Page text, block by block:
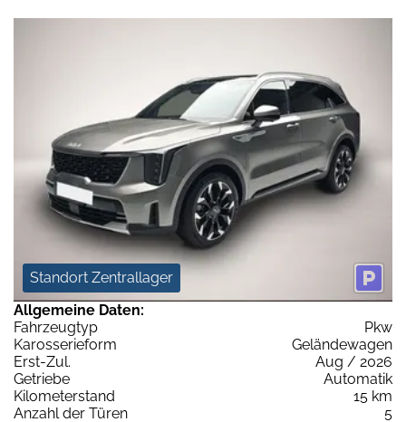
Standort Zentrallager
Allgemeine Daten:
Fahrzeugtyp
Pkw
Karosserieform
Geländewagen
Erst-Zul.
Aug / 2026
Getriebe
Automatik
Kilometerstand
15 km
Anzahl der Türen
5